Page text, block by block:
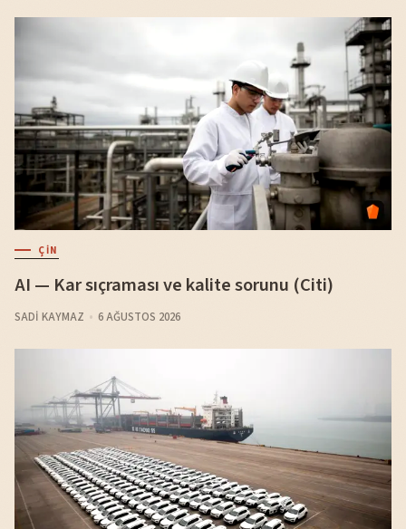
ÇIN
AI — Kar sıçraması ve kalite sorunu (Citi)
SADI KAYMAZ 6 AĞUSTOS 2026